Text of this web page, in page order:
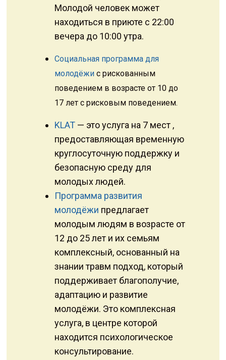
Молодой человек может
находиться в приюте с 22:00
вечера до 10:00 утра.
Социальная программа для
молодёжи с рискованным
поведением в возрасте от 10 до
17 лет с рисковым поведением.
KLAT — это услуга на 7 мест ,
предоставляющая временную
круглосуточную поддержку и
безопасную среду для
молодых людей.
Программа развития
молодёжи предлагает
молодым людям в возрасте от
12 до 25 лет и их семьям
комплексный, основанный на
знании травм подход, который
поддерживает благополучие,
адаптацию и развитие
молодёжи. Это комплексная
услуга, в центре которой
находится психологическое
консультирование.